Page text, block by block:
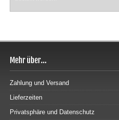
Mehr über...
Zahlung und Versand
Lieferzeiten
Privatsphäre und Datenschutz